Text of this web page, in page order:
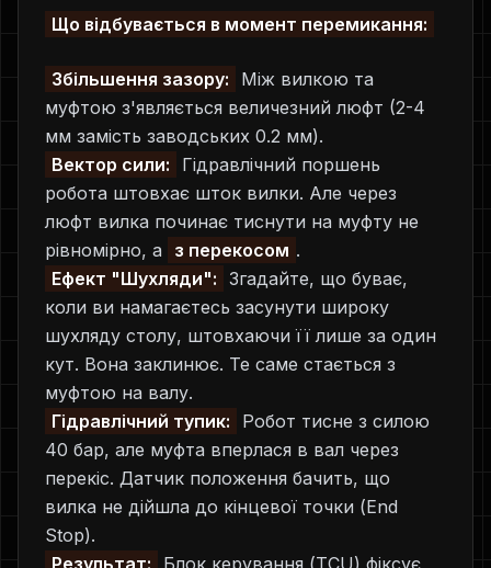
Що відбувається в момент перемикання:
Збільшення зазору:
Між вилкою та
муфтою з'являється величезний люфт (2-4
мм замість заводських 0.2 мм).
Вектор сили:
Гідравлічний поршень
робота штовхає шток вилки. Але через
люфт вилка починає тиснути на муфту не
рівномірно, а
з перекосом .
Ефект "Шухляди": Згадайте, що буває,
коли ви намагаєтесь засунути широку
шухляду столу, штовхаючи її лише за один
кут. Вона заклинює. Те саме стається з
муфтою на валу.
Гідравлічний тупик:
Робот тисне з силою
40 бар, але муфта вперлася в вал через
перекіс. Датчик положення бачить, що
вилка не дійшла до кінцевої точки (End
Stop).
Результат:
Блок керування (TCU) фіксує,